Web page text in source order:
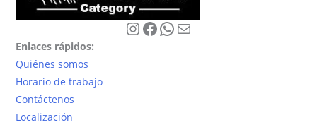
pueden
elegir
en
la
página
de
producto
elegir
en
la
Instagram
Facebook
WhatsApp
Correo electrónico
Enlaces rápidos:
Quiénes somos
Horario de trabajo
Contáctenos
Localización